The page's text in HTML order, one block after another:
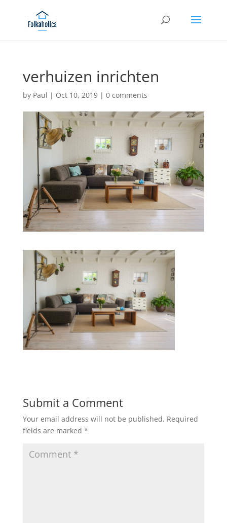
verhuizen inrichten
by Paul | Oct 10, 2019| 0 comments
Submit a Comment
Your email address will not be published. Required
fields are marked *